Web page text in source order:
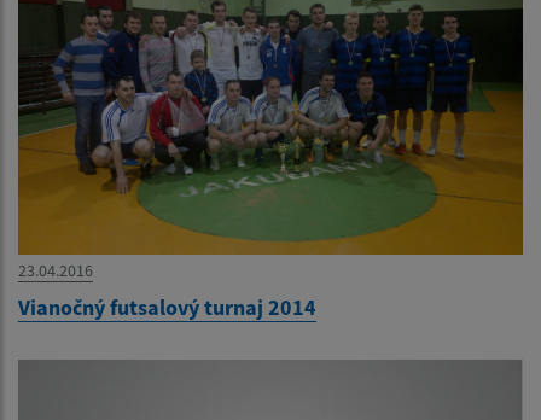
23.04.2016
Vianočný futsalový turnaj 2014